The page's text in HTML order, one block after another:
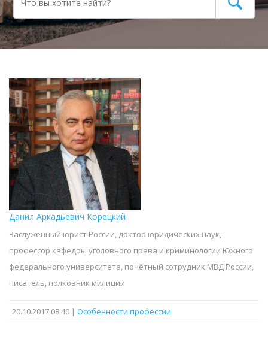
Данил Аркадьевич Корецкий
Заслуженный юрист России, доктор юридических наук,
профессор кафедры уголовного права и криминологии Южного
федерального университета, почётный сотрудник МВД России,
писатель, полковник милиции
20.10.2017 08:40 | Особенности профессии